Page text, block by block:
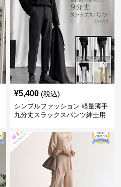
¥5,400 (税込)
シンプルファッション 軽量薄手
九分丈スラックスパンツ紳士用